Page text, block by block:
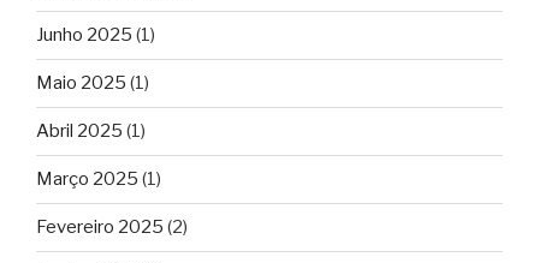
Junho 2025 (1)
Maio 2025 (1)
Abril 2025 (1)
Março 2025 (1)
Fevereiro 2025 (2)